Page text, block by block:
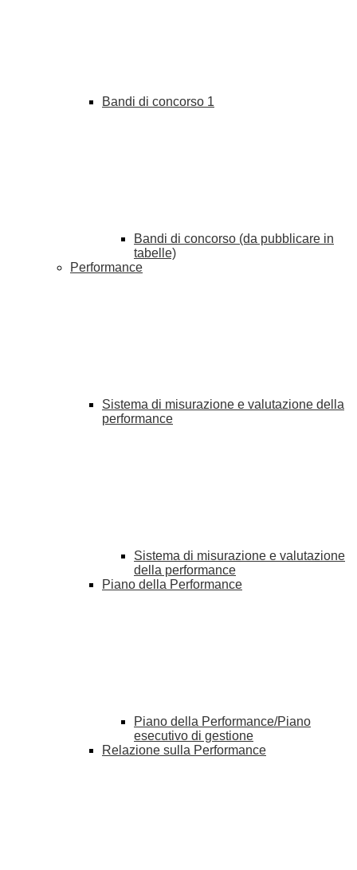
Bandi di concorso 1
Bandi di concorso (da pubblicare in
tabelle)
Performance
Sistema di misurazione e valutazione della
performance
Sistema di misurazione e valutazione
della performance
Piano della Performance
Piano della Performance/Piano
esecutivo di gestione
Relazione sulla Performance